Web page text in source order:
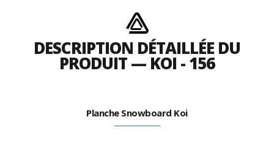
DESCRIPTION DÉTAILLÉE DU
PRODUIT — KOI - 156
Planche Snowboard Koi